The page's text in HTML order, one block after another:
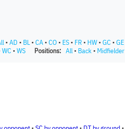
• AD • BL • CA • CO • ES • FR • HW • GC • GE
WC • WS Positions: All • Back • Midfielder